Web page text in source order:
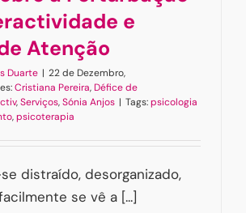
e
Atenção
Duarte | 22 de Dezembro,
Cristiana Pereira,Défice de
,Serviços,Sónia Anjos | Tags:psicologia
,psicoterapia
distraído, desorganizado,
se vê a [...]